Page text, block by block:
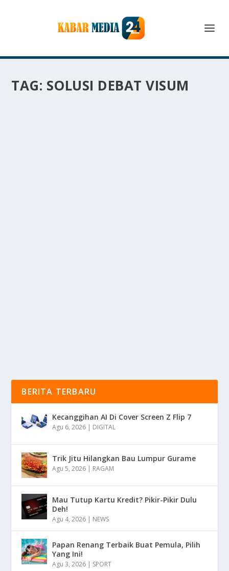
TAG: SOLUSI DEBAT VISUM
BERITA TERBARU
Kecanggihan AI Di Cover Screen Z Flip 7
Agu 6, 2026 | DIGITAL
Trik Jitu Hilangkan Bau Lumpur Gurame
Agu 5, 2026 | RAGAM
Mau Tutup Kartu Kredit? Pikir-Pikir Dulu
Deh!
Agu 4, 2026 | NEWS
Papan Renang Terbaik Buat Pemula, Pilih
Yang Ini!
Agu 3, 2026 | SPORT